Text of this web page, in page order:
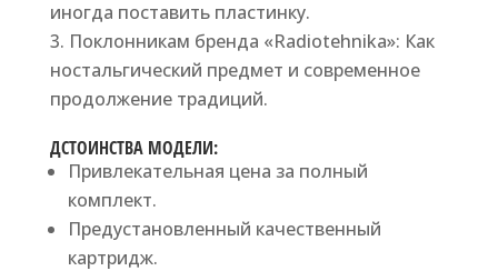
иногда поставить пластинку.
Поклонникам бренда «Radiotehnika»: Как
ностальгический предмет и современное
продолжение традиций.
ДСТОИНСТВА МОДЕЛИ:
Привлекательная цена за полный
комплект.
Предустановленный качественный
картридж.